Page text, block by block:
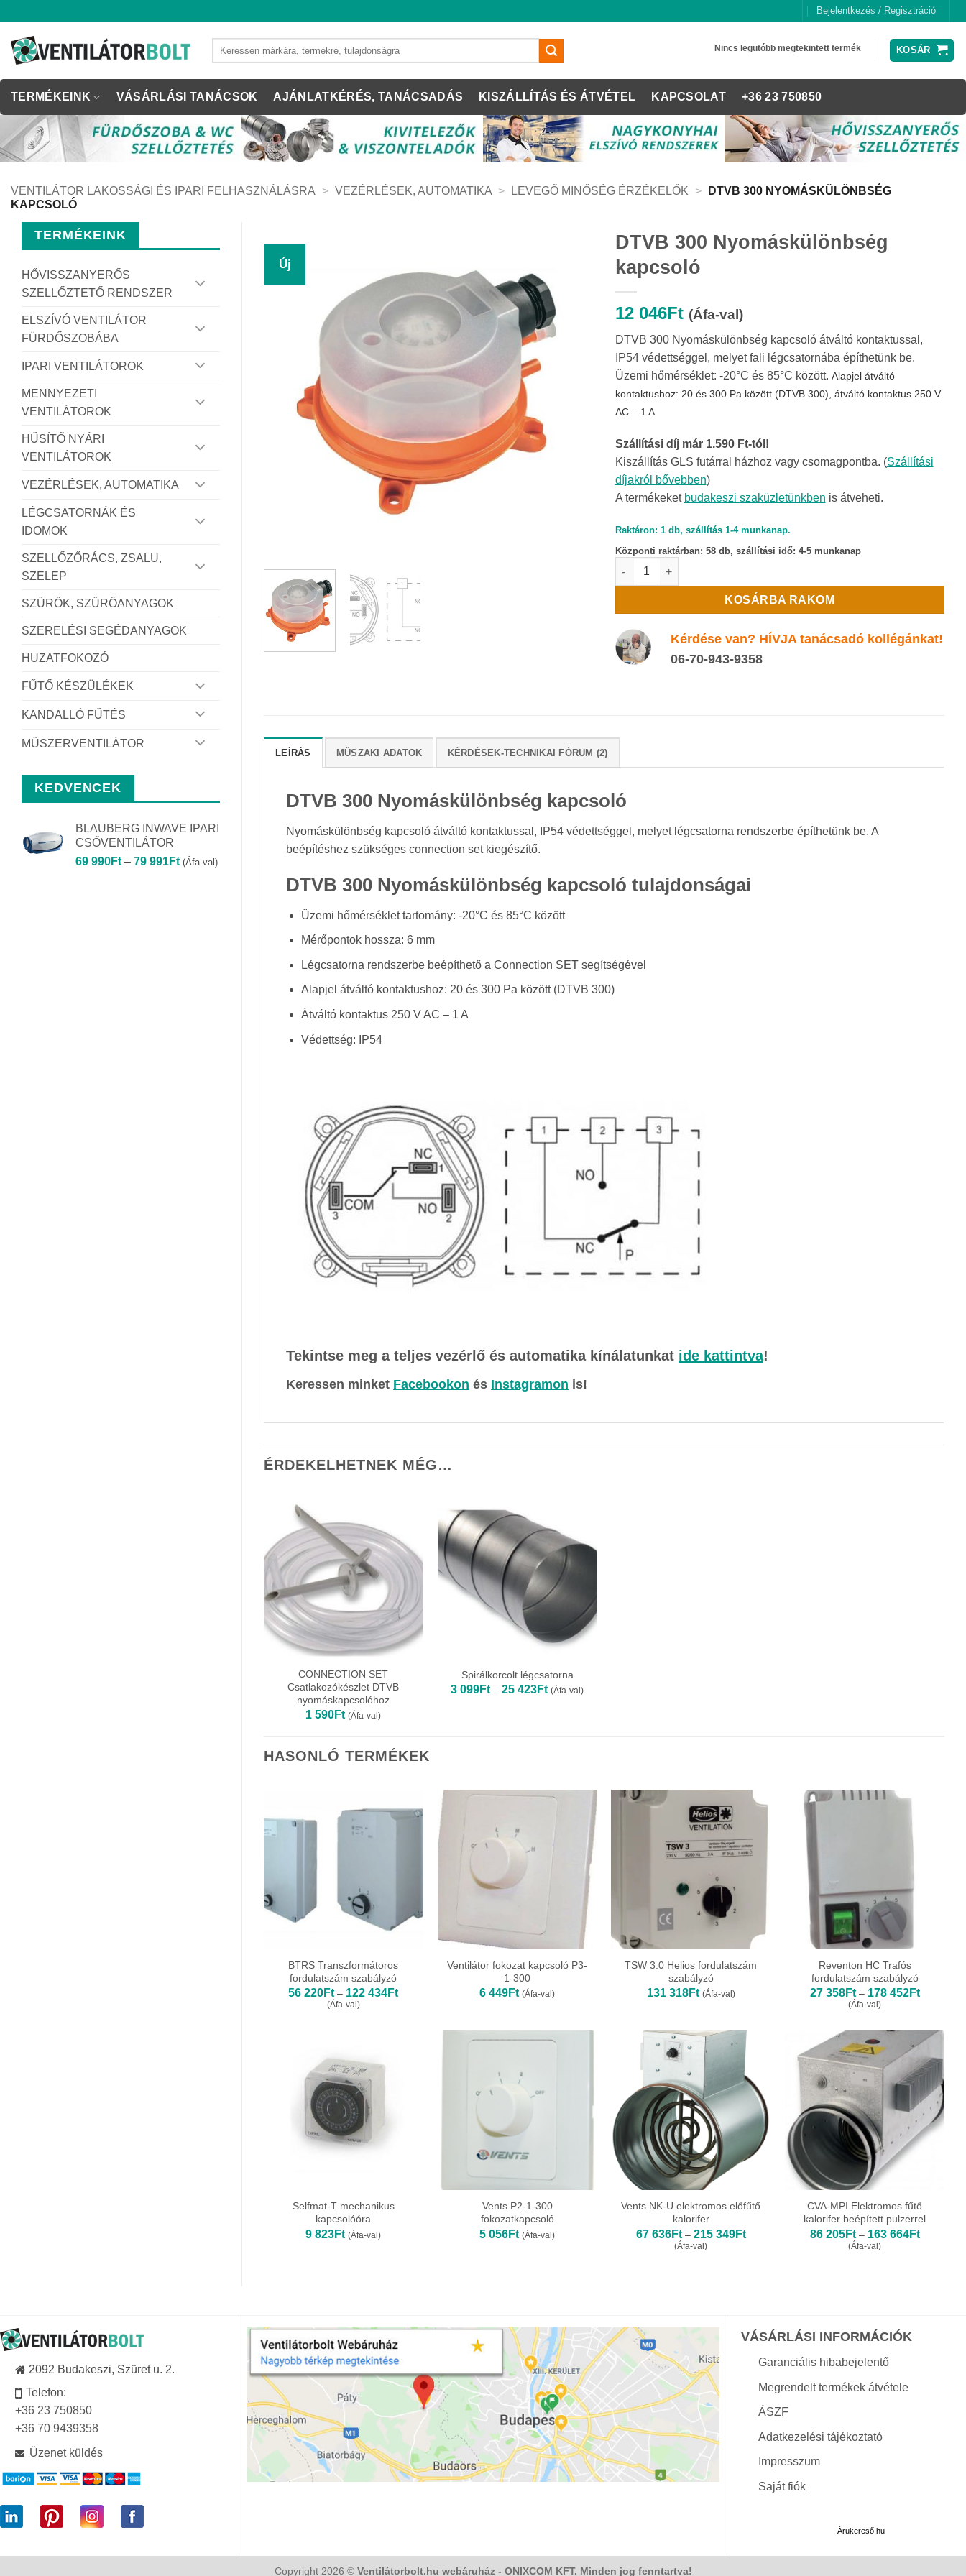
content
Bejelentkezés / Regisztráció
Nincs legutóbb megtekintett termék KOSÁR
TERMÉKEINK VÁSÁRLÁSI TANÁCSOK AJÁNLATKÉRÉS, TANÁCSADÁS KISZÁLLÍTÁS ÉS ÁTVÉTEL KAPCSOLAT +36 23 750850
VENTILÁTOR LAKOSSÁGI ÉS IPARI FELHASZNÁLÁSRA > VEZÉRLÉSEK, AUTOMATIKA > LEVEGŐ MINŐSÉG ÉRZÉKELŐK >
DTVB 300 NYOMÁSKÜLÖNBSÉG
KAPCSOLÓ
TERMÉKEINK
HŐVISSZANYERŐS
SZELLŐZTETŐ RENDSZER
ELSZÍVÓ VENTILÁTOR
FÜRDŐSZOBÁBA
IPARI VENTILÁTOROK
MENNYEZETI
VENTILÁTOROK
HŰSÍTŐ NYÁRI
VENTILÁTOROK
VEZÉRLÉSEK, AUTOMATIKA
LÉGCSATORNÁK ÉS
IDOMOK
SZELLŐZŐRÁCS, ZSALU,
SZELEP
SZŰRŐK, SZŰRŐANYAGOK
SZERELÉSI SEGÉDANYAGOK
HUZATFOKOZÓ
FŰTŐ KÉSZÜLÉKEK
KANDALLÓ FŰTÉS
MŰSZERVENTILÁTOR
KEDVENCEK
BLAUBERG INWAVE IPARI
CSŐVENTILÁTOR
69 990Ft – 79 991FtÁrtartomány:
(Áfa-val)
Új
DTVB 300 Nyomáskülönbség
kapcsoló
12 046Ft (Áfa-val)
DTVB 300 Nyomáskülönbség kapcsoló átváltó kontaktussal,
IP54 védettséggel, melyet fali légcsatornába építhetünk be.
Üzemi hőmérséklet: -20°C és 85°C között. Alapjel átváltó
kontaktushoz: 20 és 300 Pa között (DTVB 300), átváltó kontaktus 250 V
AC – 1 A
Szállítási díj már 1.590 Ft-tól!
Kiszállítás GLS futárral házhoz vagy csomagpontba. (Szállítási
díjakról bővebben)
A termékeket budakeszi szaküzletünkben is átveheti.
Raktáron: 1 db, szállítás 1-4 munkanap.
Központi raktárban: 58 db, szállítási idő: 4-5 munkanap
DTVB 300 Nyomáskülönbség kapcsoló mennyiség
KOSÁRBA RAKOM
Kérdése van? HÍVJA tanácsadó kollégánkat!
06-70-943-9358
LEÍRÁS MŰSZAKI ADATOK KÉRDÉSEK-TECHNIKAI FÓRUM (2)
DTVB 300 Nyomáskülönbség kapcsoló
Nyomáskülönbség kapcsoló átváltó kontaktussal, IP54 védettséggel, melyet légcsatorna rendszerbe építhetünk be. A
beépítéshez szükséges connection set kiegészítő.
DTVB 300 Nyomáskülönbség kapcsoló tulajdonságai
Üzemi hőmérséklet tartomány: -20°C és 85°C között
Mérőpontok hossza: 6 mm
Légcsatorna rendszerbe beépíthető a Connection SET segítségével
Alapjel átváltó kontaktushoz: 20 és 300 Pa között (DTVB 300)
Átváltó kontaktus 250 V AC – 1 A
Védettség: IP54
Tekintse meg a teljes vezérlő és automatika kínálatunkat ide kattintva!
Keressen minket Facebookon és Instagramon is!
ÉRDEKELHETNEK MÉG…
CONNECTION SET
Csatlakozókészlet DTVB
nyomáskapcsolóhoz
1 590Ft (Áfa-val)
Spirálkorcolt légcsatorna
3 099Ft – 25 423FtÁrtartomány:
3
(Áfa-val)
HASONLÓ TERMÉKEK
BTRS Transzformátoros
fordulatszám szabályzó
56 220Ft – 122 434FtÁrtartomány:
(Áfa-val)
Ventilátor fokozat kapcsoló P3-
1-300
6 449Ft (Áfa-val)
TSW 3.0 Helios fordulatszám
szabályzó
131 318Ft (Áfa-val)
Reventon HC Trafós
fordulatszám szabályzó
27 358Ft – 178 452Ft
178
452Ft
(Áfa-val)
Selfmat-T mechanikus
kapcsolóóra
9 823Ft (Áfa-val)
Vents P2-1-300
fokozatkapcsoló
5 056Ft (Áfa-val)
Vents NK-U elektromos előfűtő
kalorifer
67 636Ft – 215 349FtÁrtartomány:
(Áfa-val)
CVA-MPI Elektromos fűtő
kalorifer beépített pulzerrel
86 205Ft – 163 664Ft
(Áfa-val)
2092 Budakeszi, Szüret u. 2.
Telefon:
+36 23 750850
+36 70 9439358
Üzenet küldés
VÁSÁRLÁSI INFORMÁCIÓK
Garanciális hibabejelentő
Megrendelt termékek átvétele
ÁSZF
Adatkezelési tájékoztató
Impresszum
Saját fiók
Árukereső.hu
Copyright 2026 © Ventilátorbolt.hu webáruház - ONIXCOM KFT. Minden jog fenntartva!